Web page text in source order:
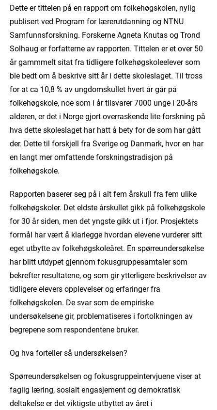
Dette er tittelen på en rapport om folkehøgskolen, nylig
publisert ved Program for lærerutdanning og NTNU
Samfunnsforskning. Forskerne Agneta Knutas og Trond
Solhaug er forfatterne av rapporten. Tittelen er et over 50
år gammmelt sitat fra tidligere folkehøgskoleelever som
ble bedt om å beskrive sitt år i dette skoleslaget. Til tross
for at ca 10,8 % av ungdomskullet hvert år går på
folkehøgskole, noe som i år tilsvarer 7000 unge i 20-års
alderen, er det i Norge gjort overraskende lite forskning på
hva dette skoleslaget har hatt å bety for de som har gått
der. Dette til forskjell fra Sverige og Danmark, hvor en har
en langt mer omfattende forskningstradisjon på
folkehøgskole.
Rapporten baserer seg på i alt fem årskull fra fem ulike
folkehøgskoler. Det eldste årskullet gikk på folkehøgskole
for 30 år siden, men det yngste gikk ut i fjor. Prosjektets
formål har vært å klarlegge hvordan elevene vurderer sitt
eget utbytte av folkehøgskoleåret. En spørreundersøkelse
har blitt utdypet gjennom fokusgruppesamtaler som
bekrefter resultatene, og som gir ytterligere beskrivelser av
tidligere elevers opplevelser og erfaringer fra
folkehøgskolen. De svar som de empiriske
undersøkelsene gir, problematiseres i fortolkningen av
begrepene som respondentene bruker.
Og hva forteller så undersøkelsen?
Spørreundersøkelsen og fokusgruppeintervjuene viser at
faglig læring, sosialt engasjement og demokratisk
deltakelse er det viktigste utbyttet av året i